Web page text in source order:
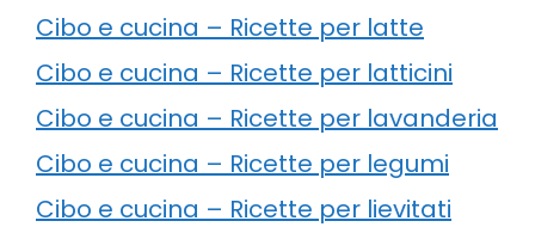
Cibo e cucina – Ricette per latte
Cibo e cucina – Ricette per latticini
Cibo e cucina – Ricette per lavanderia
Cibo e cucina – Ricette per legumi
Cibo e cucina – Ricette per lievitati